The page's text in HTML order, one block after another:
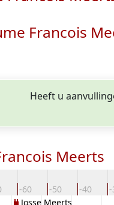
Francois
Heeft u
Meerts
-60 -50 -40 -
Josse Meerts